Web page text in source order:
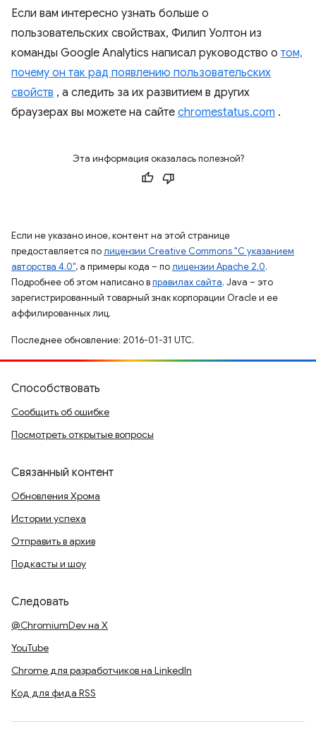
Если вам интересно узнать больше о
пользовательских свойствах, Филип Уолтон из
команды Google Analytics написал руководство о том,
почему он так рад появлению пользовательских
свойств , а следить за их развитием в других
браузерах вы можете на сайте chromestatus.com .
Эта информация оказалась полезной?
Если не указано иное, контент на этой странице
предоставляется полицензии Creative Commons "С указанием
авторства 4.0", а примеры кода – полицензии Apache 2.0.
Подробнее об этом написано вправилах сайта. Java – это
зарегистрированный товарный знак корпорации Oracle и ее
аффилированных лиц.
Последнее обновление: 2016-01-31 UTC.
Способствовать
Сообщить об ошибке
Посмотреть открытые вопросы
Связанный контент
Обновления Хрома
Истории успеха
Отправить в архив
Подкасты и шоу
Следовать
@ChromiumDev на X
YouTube
Chrome для разработчиков на LinkedIn
Код для фида RSS